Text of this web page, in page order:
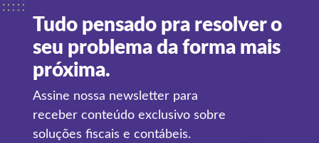
Tudo pensado pra resolver o
seu problema da forma mais
próxima.
Assine nossa newsletter para
receber conteúdo exclusivo sobre
soluções fiscais e contábeis.